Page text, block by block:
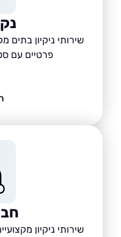
נקיון
שירותי ניקיון בתים מקצועיים
פרטיים עם סטנדרט
חברת
שירותי ניקיון מקצועיים